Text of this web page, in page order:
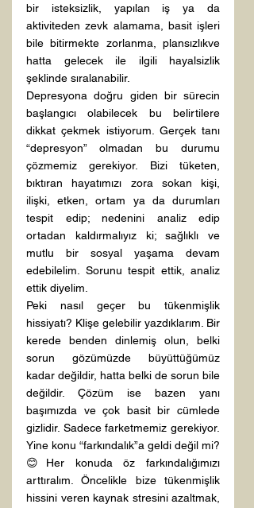
bir isteksizlik, yapılan iş ya da
aktiviteden zevk alamama, basit işleri
bile bitirmekte zorlanma, plansızlıkve
hatta gelecek ile ilgili hayalsizlik
şeklinde sıralanabilir.
Depresyona doğru giden bir sürecin
başlangıcı olabilecek bu belirtilere
dikkat çekmek istiyorum. Gerçek tanı
“depresyon” olmadan bu durumu
çözmemiz gerekiyor. Bizi tüketen,
bıktıran hayatımızı zora sokan kişi,
ilişki, etken, ortam ya da durumları
tespit edip; nedenini analiz edip
ortadan kaldırmalıyız ki; sağlıklı ve
mutlu bir sosyal yaşama devam
edebilelim. Sorunu tespit ettik, analiz
ettik diyelim.
Peki nasıl geçer bu tükenmişlik
hissiyatı? Klişe gelebilir yazdıklarım. Bir
kerede benden dinlemiş olun, belki
sorun gözümüzde büyüttüğümüz
kadar değildir, hatta belki de sorun bile
değildir. Çözüm ise bazen yanı
başımızda ve çok basit bir cümlede
gizlidir. Sadece farketmemiz gerekiyor.
Yine konu “farkındalık”a geldi değil mi?
😊Her konuda öz farkındalığımızı
arttıralım. Öncelikle bize tükenmişlik
hissini veren kaynak stresini azaltmak,